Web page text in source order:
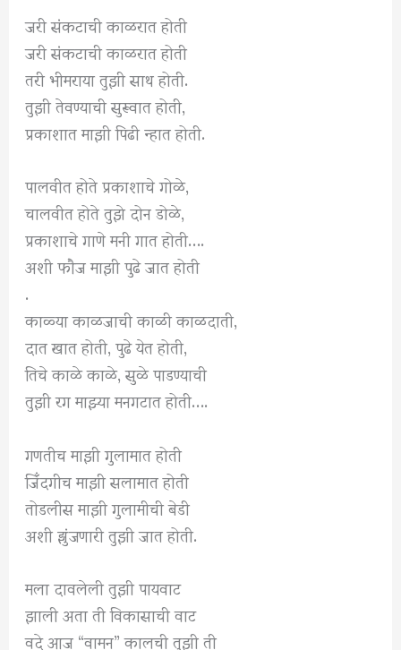
जरी संकटाची काळरात होती
जरी संकटाची काळरात होती
तरी भीमराया तुझी साथ होती.
तुझी तेवण्याची सुरूवात होती,
प्रकाशात माझी पिढी न्हात होती.
पालवीत होते प्रकाशाचे गोळे,
चालवीत होते तुझे दोन डोळे,
प्रकाशाचे गाणे मनी गात होती….
अशी फौज माझी पुढे जात होती
.
काळ्या काळजाची काळी काळदाती,
दात खात होती, पुढे येत होती,
तिचे काळे काळे, सुळे पाडण्याची
तुझी रग माझ्या मनगटात होती….
गणतीच माझी गुलामात होती
जिँदगीच माझी सलामात होती
तोडलीस माझी गुलामीची बेडी
अशी झुंजणारी तुझी जात होती.
मला दावलेली तुझी पायवाट
झाली अता ती विकासाची वाट
वदे आज “वामन” कालची तुझी ती